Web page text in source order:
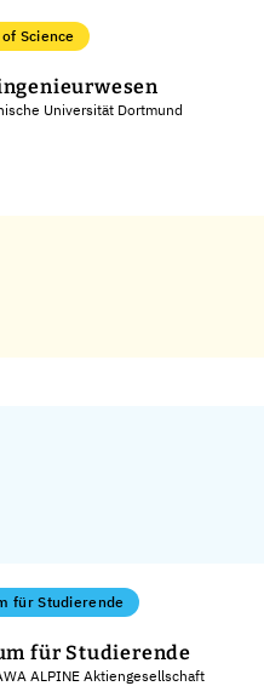
Science
Universität Dortmund
für Studierende
für Studierende
ALPINE Aktiengesellschaft